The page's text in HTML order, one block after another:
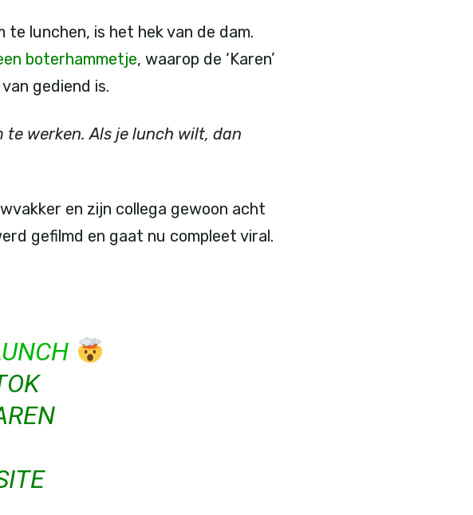
lunchen, is het hek van de dam.
boterhammetje, waarop de ‘Karen’
gediend is.
werken. Als je lunch wilt, dan
en zijn collega gewoon acht
gefilmd en gaat nu compleet viral.